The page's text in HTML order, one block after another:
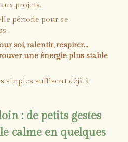
projets.
période pour se
soi, ralentir, respirer…
une énergie plus stable
simples suffisent déjà à
: de petits gestes
calme en quelques